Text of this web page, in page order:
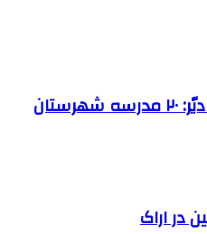
مدیر آموزش و پرورش دیّر: ۲۰ مدرسه شهرستان
در اراک